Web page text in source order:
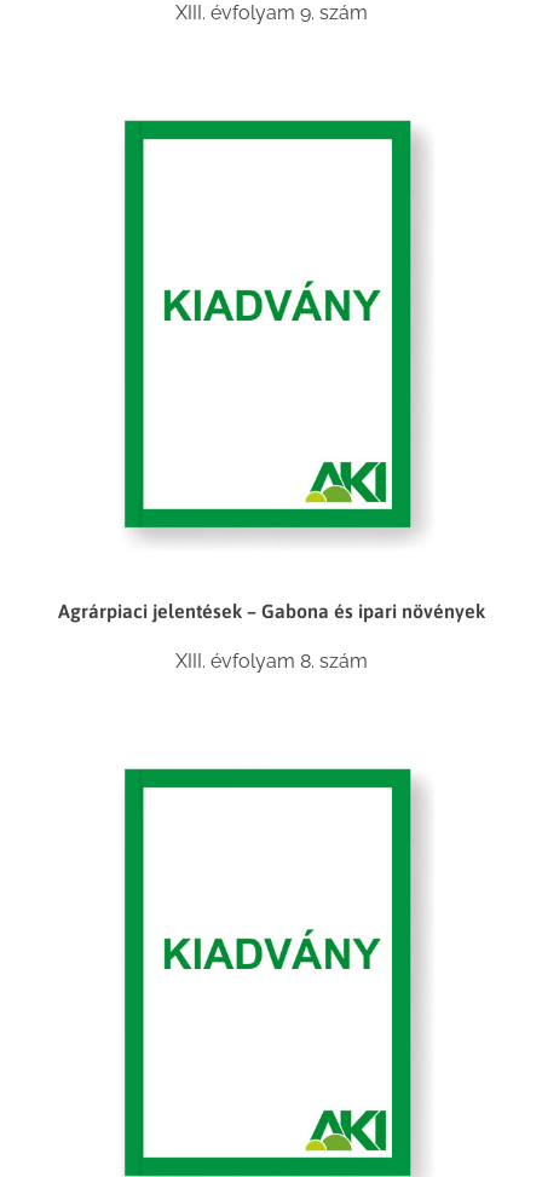
XIII. évfolyam 9. szám
Agrárpiaci jelentések – Gabona és ipari növények
XIII. évfolyam 8. szám